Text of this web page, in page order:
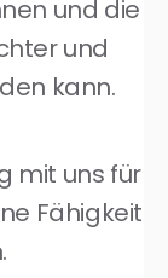
und die
und
kann.
mit uns für
Fähigkeit